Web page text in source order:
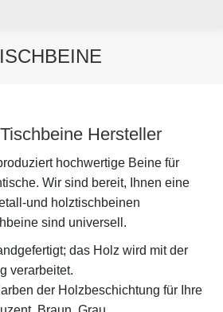
Hersteller
hochwertige Beine für
Wir sind bereit, Ihnen eine
und holztischbeinen
sind universell.
das Holz wird mit der
verarbeitet.
der Holzbeschichtung für Ihre